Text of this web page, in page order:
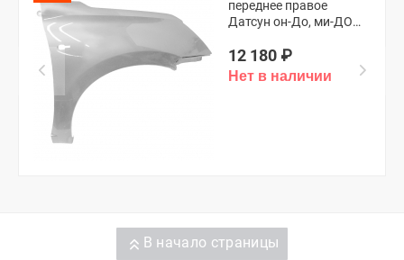
переднее правое
Датсун он-До, ми-ДО
12 180 ₽
В начало страницы